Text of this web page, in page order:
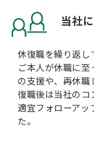
当社
休復職を繰り返し
ご本人が休職に至
の支援や、再休職
復職後は当社のコ
適宜フォローアッ
た。